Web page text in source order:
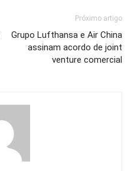
Próximo artigo
Grupo Lufthansa e Air China
assinam acordo de joint
venture comercial